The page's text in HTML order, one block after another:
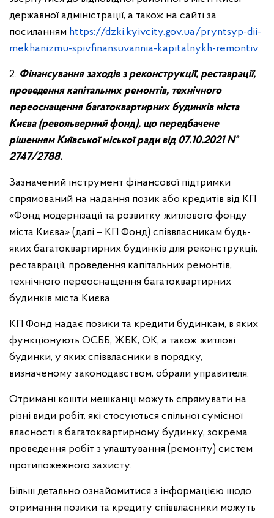
державної адміністрації, а також на сайті за
посиланням https://dzki.kyivcity.gov.ua/pryntsyp-dii-
mekhanizmu-spivfinansuvannia-kapitalnykh-remontiv.
2. Фінансування заходів з реконструкції, реставрації,
проведення капітальних ремонтів, технічного
переоснащення багатоквартирних будинків міста
Києва (револьверний фонд), що передбачене
рішенням Київської міської ради від 07.10.2021 №
2747/2788.
Зазначений інструмент фінансової підтримки
спрямований на надання позик або кредитів від КП
«Фонд модернізації та розвитку житлового фонду
міста Києва» (далі – КП Фонд) співвласникам будь-
яких багатоквартирних будинків для реконструкції,
реставрації, проведення капітальних ремонтів,
технічного переоснащення багатоквартирних
будинків міста Києва.
КП Фонд надає позики та кредити будинкам, в яких
функціонують ОСББ, ЖБК, ОК, а також житлові
будинки, у яких співвласники в порядку,
визначеному законодавством, обрали управителя.
Отримані кошти мешканці можуть спрямувати на
різні види робіт, які стосуються спільної сумісної
власності в багатоквартирному будинку, зокрема
проведення робіт з улаштування (ремонту) систем
протипожежного захисту.
Більш детально ознайомитися з інформацією щодо
отримання позики та кредиту співвласники можуть